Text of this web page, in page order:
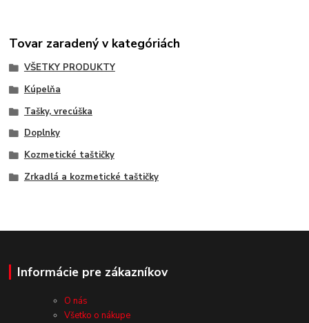
Tovar zaradený v kategóriách
VŠETKY PRODUKTY
Kúpelňa
Tašky, vrecúška
Doplnky
Kozmetické taštičky
Zrkadlá a kozmetické taštičky
Informácie pre zákazníkov
O nás
Všetko o nákupe